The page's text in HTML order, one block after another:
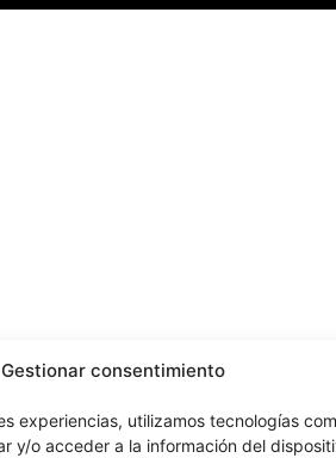
Gestionar consentimiento
experiencias, utilizamos tecnologías
y/o acceder a la información del